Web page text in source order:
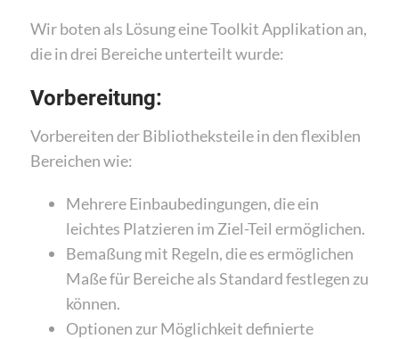
Wir boten als Lösung eine Toolkit Applikation an,
die in drei Bereiche unterteilt wurde:
Vorbereitung:
Vorbereiten der Bibliotheksteile in den flexiblen
Bereichen wie:
Mehrere Einbaubedingungen, die ein
leichtes Platzieren im Ziel-Teil ermöglichen.
Bemaßung mit Regeln, die es ermöglichen
Maße für Bereiche als Standard festlegen zu
können.
Optionen zur Möglichkeit definierte